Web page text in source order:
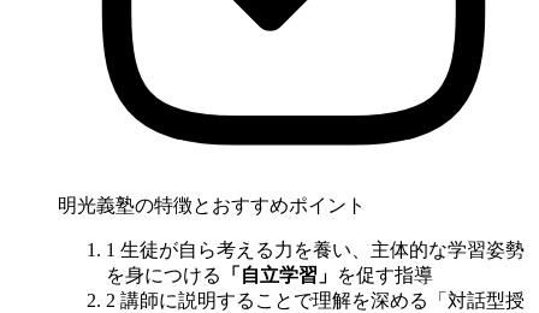
明光義塾の特徴とおすすめポイント
1 生徒が自ら考える力を養い、主体的な学習姿勢
を身につける
「自立学習」 を促す指導
2 講師に説明することで理解を深める「対話型授